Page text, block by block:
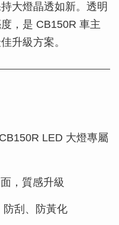
大燈晶透如新。透明
，是 CB150R 車主
升級方案。
LED 大燈專屬
，質感升級
防刮、防黃化